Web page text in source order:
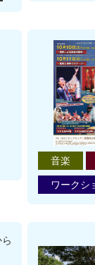
音楽
ワークシ